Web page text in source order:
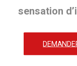
sensation